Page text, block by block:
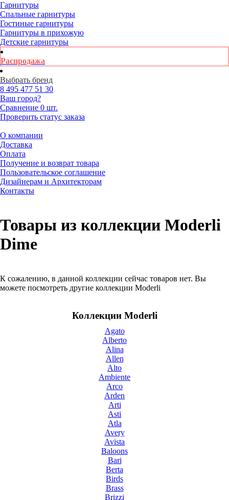
Гарнитуры
Спальные гарнитуры
Гостиные гарнитуры
Гарнитуры в прихожую
Детские гарнитуры
Распродажа
Выбрать бренд
8 495 477 51 30
Ваш город?
Сравнение 0 шт.
Проверить статус заказа
О компании
Доставка
Оплата
Получение и возврат товара
Пользовательское соглашение
Дизайнерам и Архитекторам
Контакты
Товары из коллекции Moderli
Dime
К сожалению, в данной коллекции сейчас товаров нет. Вы
можете посмотреть другие коллекции Moderli
Коллекции Moderli
Agato
Alberto
Alina
Allen
Alto
Ambiente
Arco
Arden
Arti
Asti
Atla
Avery
Avista
Baloons
Bari
Berta
Birds
Brass
Brizzi